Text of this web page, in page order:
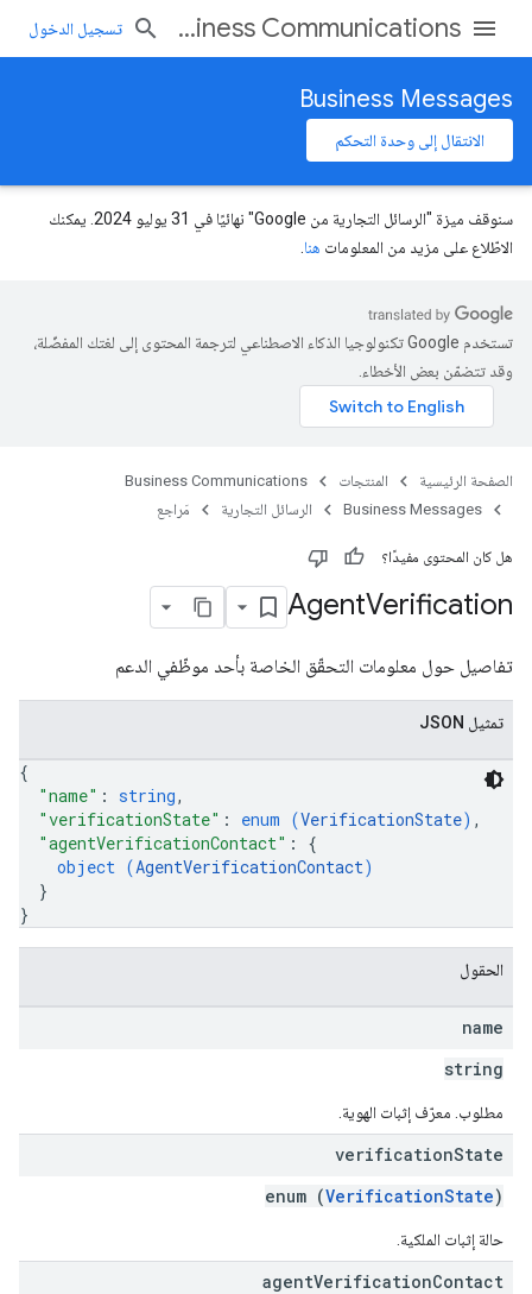
Business Communications تسجيل الدخول
Business Messages
الانتقال إلى وحدة التحكم
سنوقف ميزة "الرسائل التجارية من Google" نهائيًا في 31 يوليو 2024. يمكنك
الاطّلاع على مزيد من المعلومات هنا
تستخدم Google تكنولوجيا الذكاء الاصطناعي لترجمة المحتوى إلى لغتك المفضّلة،
وقد تتضمّن بعض الأخطاء.
الصفحة الرئيسية المنتجات
Business Communications
Business Messages
الرسائل التجارية مَراجع
هل كان المحتوى مفيدًا؟
AgentVerification
تفاصيل حول معلومات التحقّق الخاصة بأحد موظّفي الدعم
تمثيل JSON
{
"name" : string,
"verificationState" : enum (VerificationState) ,
"agentVerificationContact" : {
object (AgentVerificationContact)
}
}
الحقول
name
string
مطلوب. معرّف إثبات الهوية.
verificationState
enum (VerificationState)
حالة إثبات الملكية.
agentVerificationContact